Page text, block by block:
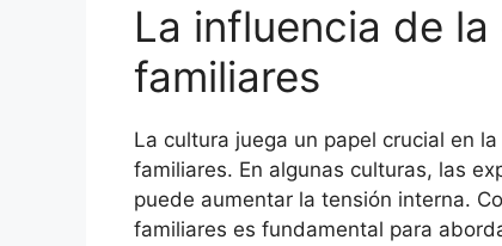
La influencia de
familiares
La cultura juega un papel crucial en
familiares. En algunas culturas, las
puede aumentar la tensión interna.
familiares es fundamental para